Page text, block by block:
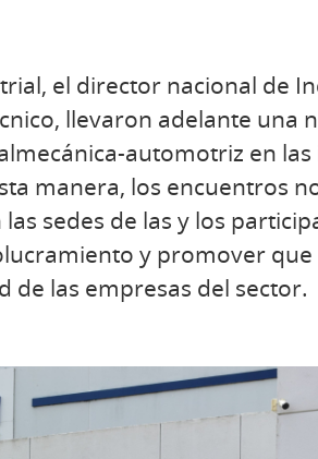
el director nacional de
llevaron adelante una
automotriz en las
manera, los encuentros
sedes de las y los
y promover que
de las empresas del sector.